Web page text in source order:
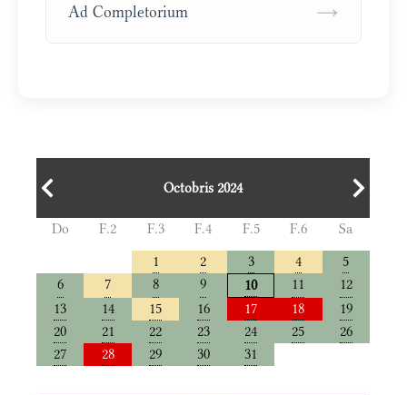
Ad Completorium →
Octobris 2024
Do F.2 F.3 F.4 F.5 F.6
Sa
1
2 3 4
5
6
7 8 9 10 11
12
13
14 15 16 17 18
19
20
21 22 23 24 25
26
27
28 29 30 31